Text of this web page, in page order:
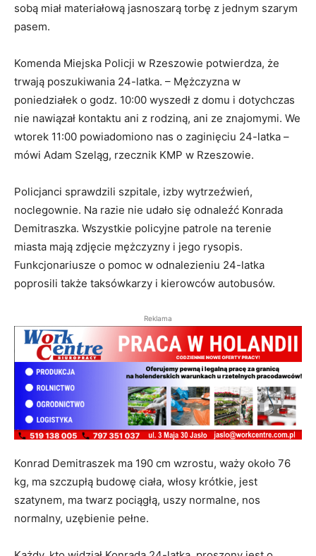
sobą miał materiałową jasnoszarą torbę z jednym szarym
pasem.
Komenda Miejska Policji w Rzeszowie potwierdza, że
trwają poszukiwania 24-latka. – Mężczyzna w
poniedziałek o godz. 10:00 wyszedł z domu i dotychczas
nie nawiązał kontaktu ani z rodziną, ani ze znajomymi. We
wtorek 11:00 powiadomiono nas o zaginięciu 24-latka –
mówi Adam Szeląg, rzecznik KMP w Rzeszowie.
Policjanci sprawdzili szpitale, izby wytrzeźwień,
noclegownie. Na razie nie udało się odnaleźć Konrada
Demitraszka. Wszystkie policyjne patrole na terenie
miasta mają zdjęcie mężczyzny i jego rysopis.
Funkcjonariusze o pomoc w odnalezieniu 24-latka
poprosili także taksówkarzy i kierowców autobusów.
Reklama
Konrad Demitraszek ma 190 cm wzrostu, waży około 76
kg, ma szczupłą budowę ciała, włosy krótkie, jest
szatynem, ma twarz pociągłą, uszy normalne, nos
normalny, uzębienie pełne.